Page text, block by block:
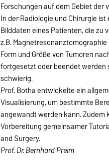
Forschungen auf dem Gebiet
In der Radiologie und Chirurgie
Bilddaten eines Patienten, die
z.B.
Form und Größe von Tumoren
fortgesetzt oder beendet werden
schwierig.
Prof. Botha entwickelte ein
Visualisierung, um bestimmte
angewandt werden kann. Zudem
Vorbereitung gemeinsamer
and Surgery.
Prof. Dr. Bernhard Preim